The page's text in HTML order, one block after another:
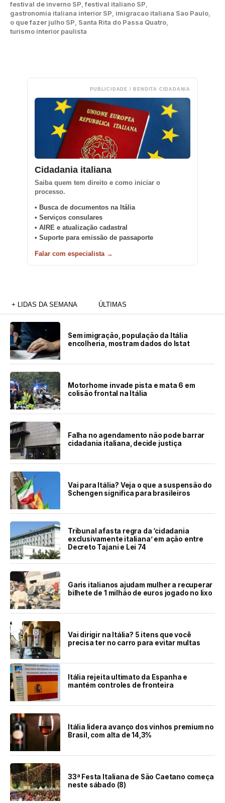
festival de inverno SP ,festival italiano SP
gastronomia italiana interior SP imigracao italiana Sao Paulo
o que fazer julho SP Santa Rita do Passa Quatro
turismo interior paulista
PUBLICIDADE / BENDITA CIDADANIA
Cidadania italiana
Saiba quem tem direito e como iniciar o
processo.
• Busca de documentos na Itália
• Serviços consulares
• AIRE e atualização cadastral
• Suporte para emissão de passaporte
Falar com especialista →
+ LIDAS DA SEMANA ÚLTIMAS
Sem imigração, população da Itália
encolheria, mostram dados do Istat
Motorhome invade pista e mata 6 em
colisão frontal na Itália
Falha no agendamento não pode barrar
cidadania italiana, decide justiça
Vai para Itália? Veja o que a suspensão do
Schengen significa para brasileiros
Tribunal afasta regra da ‘cidadania
exclusivamente italiana’ em ação entre
Decreto Tajani e Lei 74
Garis italianos ajudam mulher a recuperar
bilhete de 1 milhão de euros jogado no lixo
Vai dirigir na Itália? 5 itens que você
precisa ter no carro para evitar multas
Itália rejeita ultimato da Espanha e
mantém controles de fronteira
Itália lidera avanço dos vinhos premium no
Brasil, com alta de 14,3%
33ª Festa Italiana de São Caetano começa
neste sábado (8)